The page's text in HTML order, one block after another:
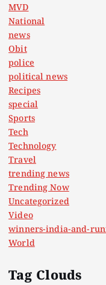
MVD
National
news
Obit
police
political news
Recipes
special
Sports
Tech
Technology
Travel
trending news
Trending Now
Uncategorized
Video
winners-india-and-
World
Tag Clouds